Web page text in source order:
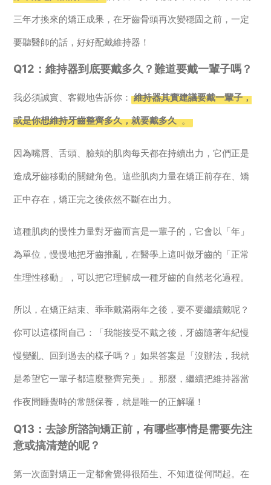
三年才換來的矯正成果，在牙齒骨頭再次變穩固之前，一定
要聽醫師的話，好好配戴維持器！
Q12：維持器到底要戴多久？難道要戴一輩子嗎？
我必須誠實、客觀地告訴你： 維持器其實建議要戴一輩子，
或是你想維持牙齒整齊多久，就要戴多久 。
因為嘴唇、舌頭、臉頰的肌肉每天都在持續出力，它們正是
造成牙齒移動的關鍵角色。這些肌肉力量在矯正前存在、矯
正中存在，矯正完之後依然不斷在出力。
這種肌肉的慢性力量對牙齒而言是一輩子的，它會以「年」
為單位，慢慢地把牙齒推亂，在醫學上這叫做牙齒的「正常
生理性移動」，可以把它理解成一種牙齒的自然老化過程。
所以，在矯正結束、乖乖戴滿兩年之後，要不要繼續戴呢？
你可以這樣問自己：「我能接受不戴之後，牙齒隨著年紀慢
慢變亂、回到過去的樣子嗎？」如果答案是「沒辦法，我就
是希望它一輩子都這麼整齊完美」。那麼，繼續把維持器當
作夜間睡覺時的常態保養，就是唯一的正解囉！
Q13：去診所諮詢矯正前，有哪些事情是需要先注
意或搞清楚的呢？
第一次面對矯正一定都會覺得很陌生、不知道從何問起。在